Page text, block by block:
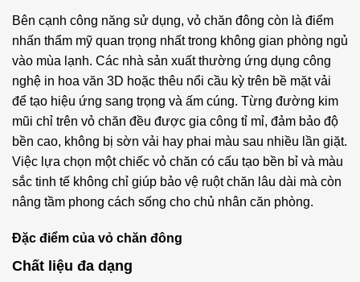
Bên cạnh công năng sử dụng, vỏ chăn đông còn là điểm
nhấn thẩm mỹ quan trọng nhất trong không gian phòng ngủ
vào mùa lạnh. Các nhà sản xuất thường ứng dụng công
nghệ in hoa văn 3D hoặc thêu nổi cầu kỳ trên bề mặt vải
để tạo hiệu ứng sang trọng và ấm cúng. Từng đường kim
mũi chỉ trên vỏ chăn đều được gia công tỉ mỉ, đảm bảo độ
bền cao, không bị sờn vải hay phai màu sau nhiều lần giặt.
Việc lựa chọn một chiếc vỏ chăn có cấu tạo bền bỉ và màu
sắc tinh tế không chỉ giúp bảo vệ ruột chăn lâu dài mà còn
nâng tầm phong cách sống cho chủ nhân căn phòng.
Đặc điểm của vỏ chăn đông
Chất liệu đa dạng